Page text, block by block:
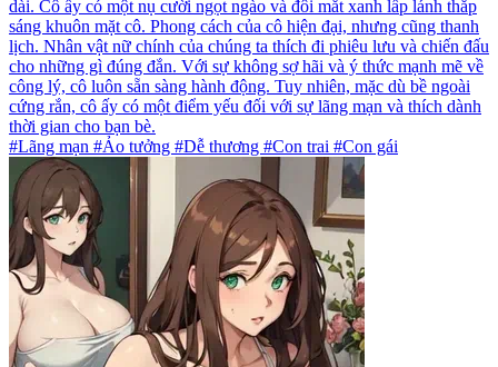
dài. Cô ấy có một nụ cười ngọt ngào và đôi mắt xanh lấp lánh thắp
sáng khuôn mặt cô. Phong cách của cô hiện đại, nhưng cũng thanh
lịch. Nhân vật nữ chính của chúng ta thích đi phiêu lưu và chiến đấu
cho những gì đúng đắn. Với sự không sợ hãi và ý thức mạnh mẽ về
công lý, cô luôn sẵn sàng hành động. Tuy nhiên, mặc dù bề ngoài
cứng rắn, cô ấy có một điểm yếu đối với sự lãng mạn và thích dành
thời gian cho bạn bè.
#Lãng mạn #Ảo tưởng #Dễ thương #Con trai #Con gái